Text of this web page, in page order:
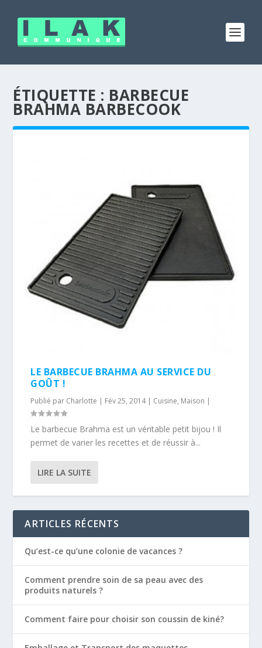
ÉTIQUETTE : BARBECUE
BRAHMA BARBECOOK
LE BARBECUE BRAHMA AU SERVICE DU
GOÛT !
Publié par Charlotte | Fév 25, 2014| Cuisine, Maison |
Le barbecue Brahma est un véritable petit bijou ! Il
permet de varier les recettes et de réussir à...
LIRE LA SUITE
ARTICLES RÉCENTS
Qu’est-ce qu’une colonie de vacances ?
Comment prendre soin de sa peau avec des
produits naturels ?
Comment faire pour choisir son coussin de kiné?